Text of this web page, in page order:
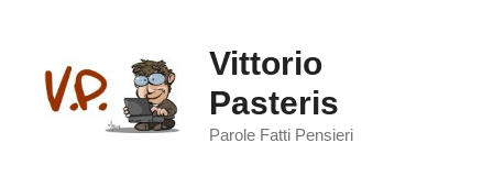
contenuto
Vittorio
Pasteris
Parole Fatti Pensieri